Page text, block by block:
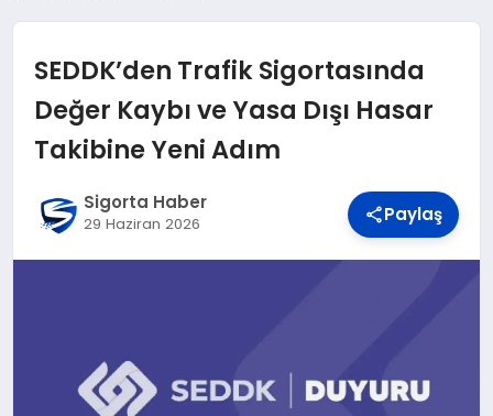
EKONOMI
BILIM VE TEKNOLOJI
SEDDK’den Trafik Sigortasında
Değer Kaybı ve Yasa Dışı Hasar
Takibine Yeni Adım
Sigorta Haber
29 Haziran 2026 Paylaş